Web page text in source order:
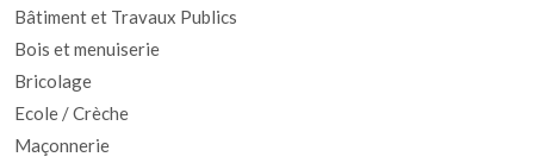
Bâtiment et Travaux Publics
Bois et menuiserie
Bricolage
Ecole / Crèche
Maçonnerie